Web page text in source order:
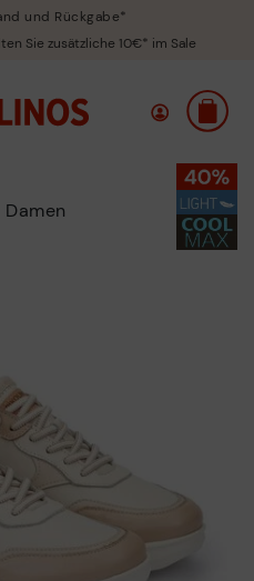
und Rückgabe*
Sie zusätzliche 10€* im Sale
Damen